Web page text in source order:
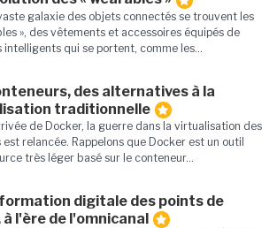
galaxie des objets connectés se trouvent les
», des vêtements et accessoires équipés de
intelligents qui se portent, comme les...
des alternatives à la
traditionnelle
de Docker, la guerre dans la virtualisation des
relancée. Rappelons que Docker est un outil
très léger basé sur le conteneur...
digitale des points de
l'ère de l'omnicanal